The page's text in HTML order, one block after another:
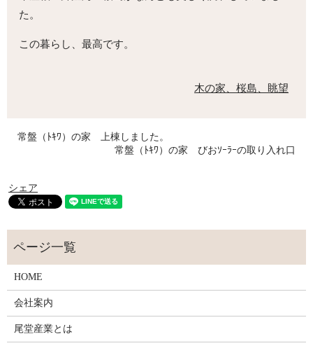
た。
この暮らし、最高です。
木の家、桜島、眺望
常盤（ﾄｷﾜ）の家 上棟しました。
常盤（ﾄｷﾜ）の家 びおｿｰﾗｰの取り入れ口
シェア
HOME
会社案内
尾堂産業とは